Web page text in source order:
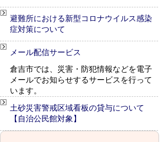
避難所における新型コロナウイルス感染
症対策について
メール配信サービス
倉吉市では、災害・防犯情報などを電子
メールでお知らせするサービスを行って
います。
土砂災害警戒区域看板の貸与について
【自治公民館対象】